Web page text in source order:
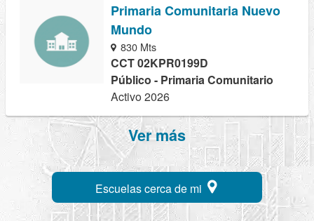
Primaria Comunitaria Nuevo
Mundo
830 Mts
CCT 02KPR0199D
Público - Primaria Comunitario
Activo 2026
Ver más
Escuelas cerca de mi